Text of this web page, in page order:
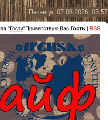
Пятница, 07.08.2026, 03:57
"Гости"Приветствую Вас Гость | RSS